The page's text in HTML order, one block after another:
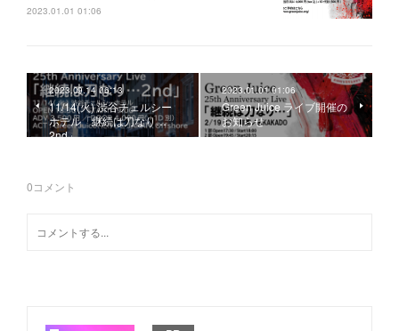
2023.01.01 01:06
2023.09.14 06:13
11/14(火) 渋谷チェルシー
ホテル「継続は刀なり…
2nd」
2023.01.01 01:06
Green Juice ライブ開催の
お知らせ
0コメント